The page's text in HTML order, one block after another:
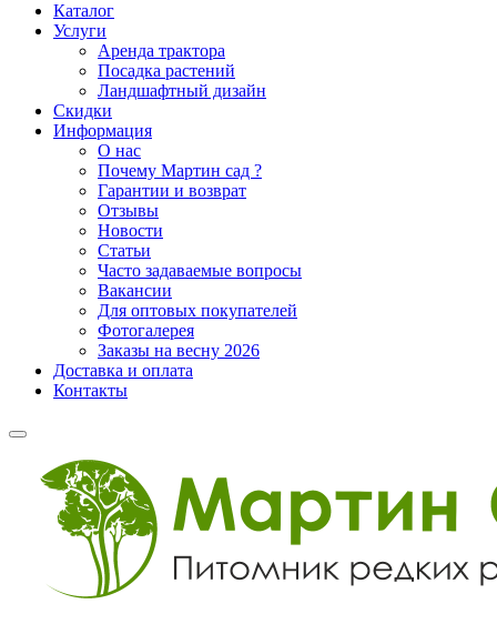
Каталог
Услуги
Аренда трактора
Посадка растений
Ландшафтный дизайн
Скидки
Информация
О нас
Почему Мартин сад ?
Гарантии и возврат
Отзывы
Новости
Статьи
Часто задаваемые вопросы
Вакансии
Для оптовых покупателей
Фотогалерея
Заказы на весну 2026
Доставка и оплата
Контакты